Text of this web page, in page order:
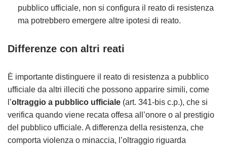
pubblico ufficiale, non si configura il reato di resistenza
ma potrebbero emergere altre ipotesi di reato.
Differenze con altri reati
È importante distinguere il reato di resistenza a pubblico
ufficiale da altri illeciti che possono apparire simili, come
l’oltraggio a pubblico ufficiale (art. 341-bis c.p.), che si
verifica quando viene recata offesa all’onore o al prestigio
del pubblico ufficiale. A differenza della resistenza, che
comporta violenza o minaccia, l’oltraggio riguarda